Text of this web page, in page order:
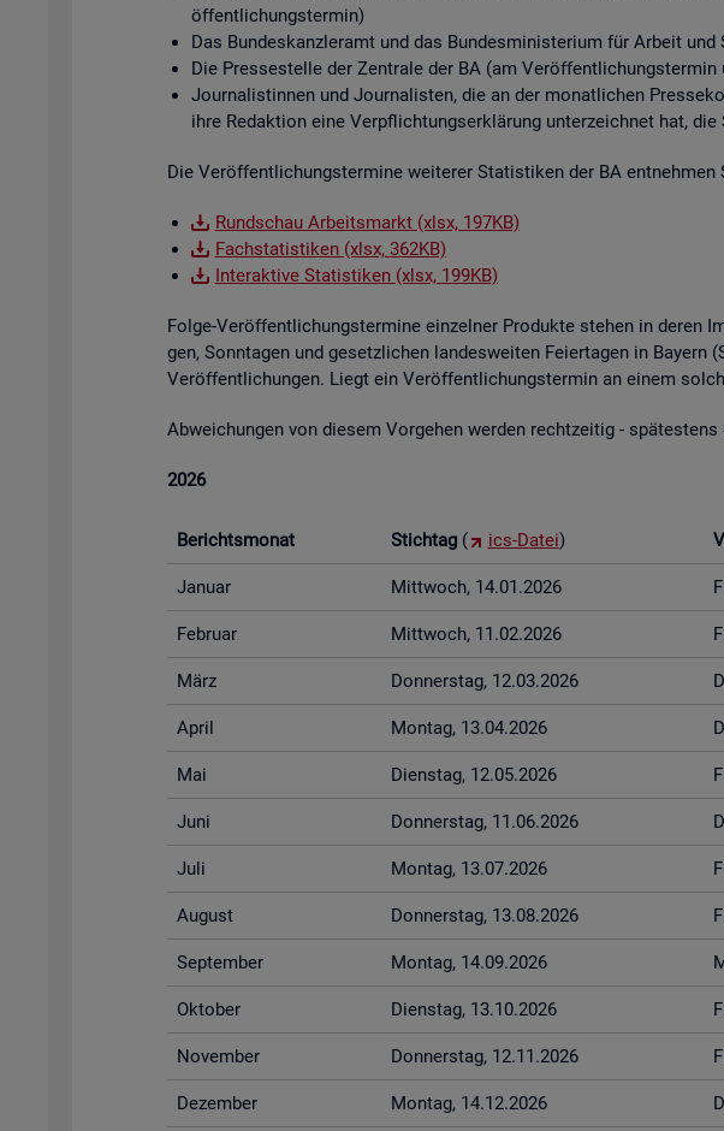
öf­fent­li­chungs­ter­min)
Das Bun­des­kanz­ler­amt und das Bun­des­mi­nis­te­ri­um für Ar­beit
Die Pres­se­stel­le der Zen­tra­le der BA (am Ver­öf­fent­li­chungs­ter­min
Jour­na­lis­tin­nen und Jour­na­lis­ten, die an der mo­nat­li­chen
ihre Re­dak­ti­on eine Ver­pflich­tungs­er­klä­rung un­ter­zeich­net hat,
Die Ver­öf­fent­li­chungs­ter­mi­ne wei­te­rer Sta­tis­ti­ken der BA
Rund­schau Ar­beits­markt (xlsx, 197KB)
Fach­sta­tis­ti­ken (xlsx, 362KB)
In­ter­ak­ti­ve Sta­tis­ti­ken (xlsx, 199KB)
Folge-Ver­öf­fent­li­chungs­ter­mi­ne ein­zel­ner Pro­duk­te ste­hen in deren
gen, Sonn­ta­gen und ge­setz­li­chen lan­des­wei­ten Fei­er­ta­gen in
Ver­öf­fent­li­chun­gen. Liegt ein Ver­öf­fent­li­chungs­ter­min an einem
Ab­wei­chun­gen von die­sem Vor­ge­hen wer­den recht­zei­tig -
2026
Be­richts­mo­nat Stich­tag ( ics-Datei)
Ja­nu­ar Mitt­woch, 14.01.2026
Fe­bru­ar Mitt­woch, 11.02.2026
März Don­ners­tag, 12.03.2026
April Mon­tag, 13.04.2026
Mai Diens­tag, 12.05.2026
Juni Don­ners­tag, 11.06.2026
Juli Mon­tag, 13.07.2026
Au­gust Don­ners­tag, 13.08.2026
Sep­tem­ber Mon­tag, 14.09.2026
Ok­to­ber Diens­tag, 13.10.2026
No­vem­ber Don­ners­tag, 12.11.2026
De­zem­ber Mon­tag, 14.12.2026